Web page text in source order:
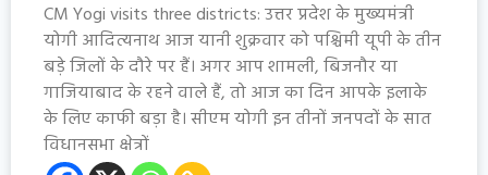
CM Yogi visits three districts: उत्तर प्रदेश के मुख्यमंत्री
योगी आदित्यनाथ आज यानी शुक्रवार को पश्चिमी यूपी के तीन
बड़े जिलों के दौरे पर हैं। अगर आप शामली, बिजनौर या
गाजियाबाद के रहने वाले हैं, तो आज का दिन आपके इलाके
के लिए काफी बड़ा है। सीएम योगी इन तीनों जनपदों के सात
विधानसभा क्षेत्रों